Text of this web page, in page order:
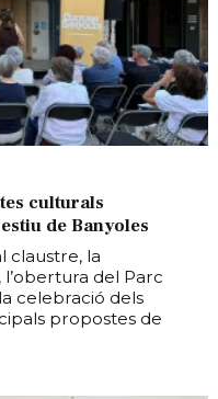
culturals
de Banyoles
claustre, la
l’obertura del Parc
celebració dels
propostes de